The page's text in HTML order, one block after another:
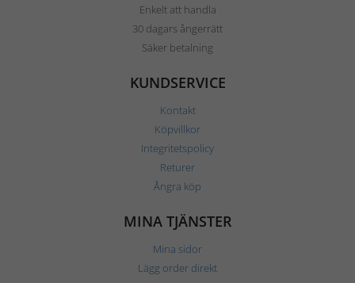
Enkelt att handla
30 dagars ångerrätt
Säker betalning
KUNDSERVICE
Kontakt
Köpvillkor
Integritetspolicy
Returer
Ångra köp
MINA TJÄNSTER
Mina sidor
Lägg order direkt